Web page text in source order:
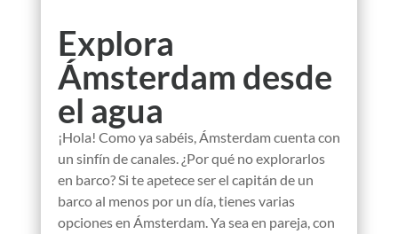
Explora
Ámsterdam desde
el agua
¡Hola! Como ya sabéis, Ámsterdam cuenta con
un sinfín de canales. ¿Por qué no explorarlos
en barco? Si te apetece ser el capitán de un
barco al menos por un día, tienes varias
opciones en Ámsterdam. Ya sea en pareja, con